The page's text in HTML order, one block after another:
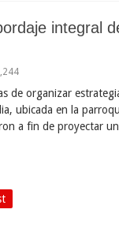
integral
de organizar
ubicada en la
a fin de proyectar